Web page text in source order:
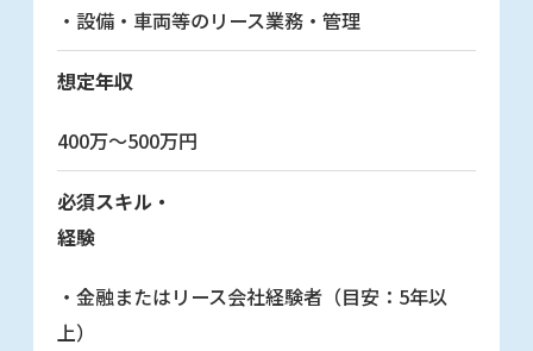
・設備・車両等のリース業務・管理
想定年収
400万～500万円
必須スキル・
経験
・金融またはリース会社経験者（目安：5年以
上）